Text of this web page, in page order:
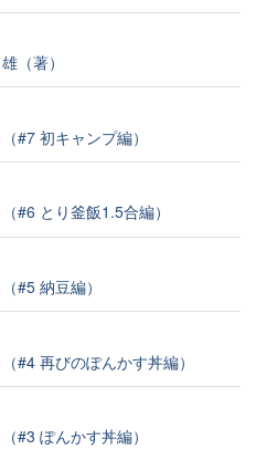
（著）
#7 初キャンプ編）
#6 とり釜飯1.5合編）
#5 納豆編）
#4 再びのぽんかす丼編）
#3 ぽんかす丼編）